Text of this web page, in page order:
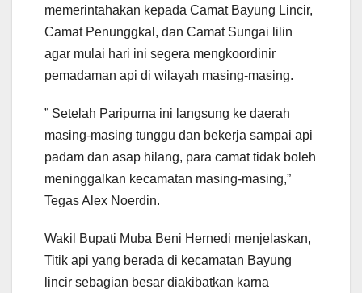
memerintahakan kepada Camat Bayung Lincir,
Camat Penunggkal, dan Camat Sungai lilin
agar mulai hari ini segera mengkoordinir
pemadaman api di wilayah masing-masing.
” Setelah Paripurna ini langsung ke daerah
masing-masing tunggu dan bekerja sampai api
padam dan asap hilang, para camat tidak boleh
meninggalkan kecamatan masing-masing,”
Tegas Alex Noerdin.
Wakil Bupati Muba Beni Hernedi menjelaskan,
Titik api yang berada di kecamatan Bayung
lincir sebagian besar diakibatkan karna